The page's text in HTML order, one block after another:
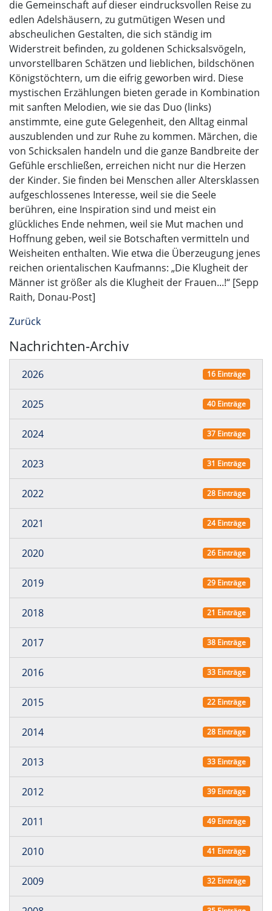
die Gemeinschaft auf dieser eindrucksvollen Reise zu
edlen Adelshäusern, zu gutmütigen Wesen und
abscheulichen Gestalten, die sich ständig im
Widerstreit befinden, zu goldenen Schicksalsvögeln,
unvorstellbaren Schätzen und lieblichen, bildschönen
Königstöchtern, um die eifrig geworben wird. Diese
mystischen Erzählungen bieten gerade in Kombination
mit sanften Melodien, wie sie das Duo (links)
anstimmte, eine gute Gelegenheit, den Alltag einmal
auszublenden und zur Ruhe zu kommen. Märchen, die
von Schicksalen handeln und die ganze Bandbreite der
Gefühle erschließen, erreichen nicht nur die Herzen
der Kinder. Sie finden bei Menschen aller Altersklassen
aufgeschlossenes Interesse, weil sie die Seele
berühren, eine Inspiration sind und meist ein
glückliches Ende nehmen, weil sie Mut machen und
Hoffnung geben, weil sie Botschaften vermitteln und
Weisheiten enthalten. Wie etwa die Überzeugung jenes
reichen orientalischen Kaufmanns: „Die Klugheit der
Männer ist größer als die Klugheit der Frauen...!“ [Sepp
Raith, Donau-Post]
Zurück
Nachrichten-Archiv
2026 16 Einträge
2025 40 Einträge
2024 37 Einträge
2023 31 Einträge
2022 28 Einträge
2021 24 Einträge
2020 26 Einträge
2019 29 Einträge
2018 21 Einträge
2017 38 Einträge
2016 33 Einträge
2015 22 Einträge
2014 28 Einträge
2013 33 Einträge
2012 39 Einträge
2011 49 Einträge
2010 41 Einträge
2009 32 Einträge